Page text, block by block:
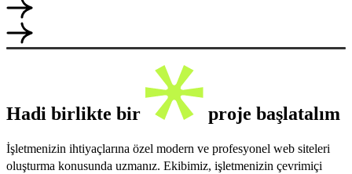
Hadi birlikte bir proje başlatalım
İşletmenizin ihtiyaçlarına özel modern ve profesyonel web siteleri
oluşturma konusunda uzmanız. Ekibimiz, işletmenizin çevrimiçi